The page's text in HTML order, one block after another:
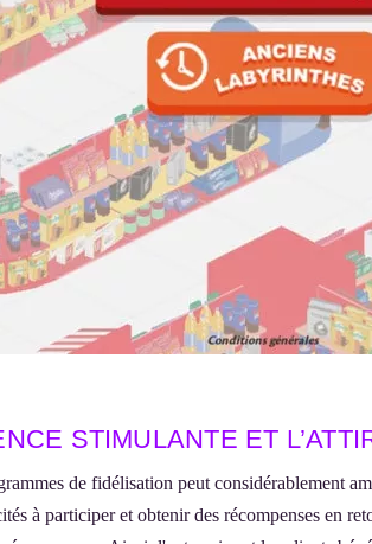
STIMULANTE ET
de fidélisation peut considérablement
à participer et obtenir des récompenses en